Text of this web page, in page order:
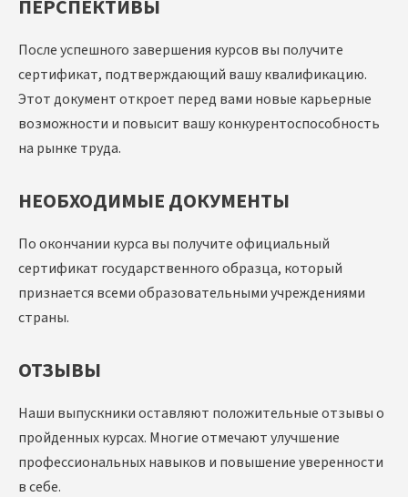
ПЕРСПЕКТИВЫ
После успешного завершения курсов вы получите
сертификат, подтверждающий вашу квалификацию.
Этот документ откроет перед вами новые карьерные
возможности и повысит вашу конкурентоспособность
на рынке труда.
НЕОБХОДИМЫЕ ДОКУМЕНТЫ
По окончании курса вы получите официальный
сертификат государственного образца, который
признается всеми образовательными учреждениями
страны.
ОТЗЫВЫ
Наши выпускники оставляют положительные отзывы о
пройденных курсах. Многие отмечают улучшение
профессиональных навыков и повышение уверенности
в себе.